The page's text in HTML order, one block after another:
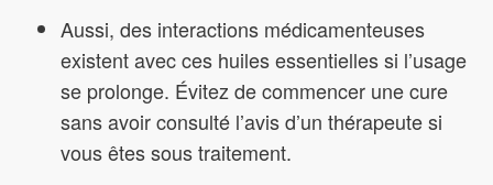
Aussi, des interactions médicamenteuses
existent avec ces huiles essentielles si l’usage
se prolonge. Évitez de commencer une cure
sans avoir consulté l’avis d’un thérapeute si
vous êtes sous traitement.